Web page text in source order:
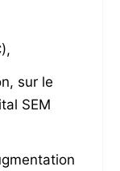
sur le
SEM